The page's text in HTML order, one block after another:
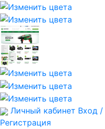
Личный кабинет Вход /
Регистрация